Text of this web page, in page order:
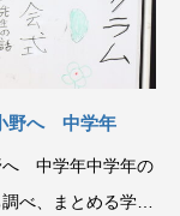
野へ 中学年
へ 中学年中学年の
べ、まとめる学習